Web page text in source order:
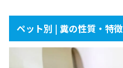
ペット別 | 糞の性質・特徴